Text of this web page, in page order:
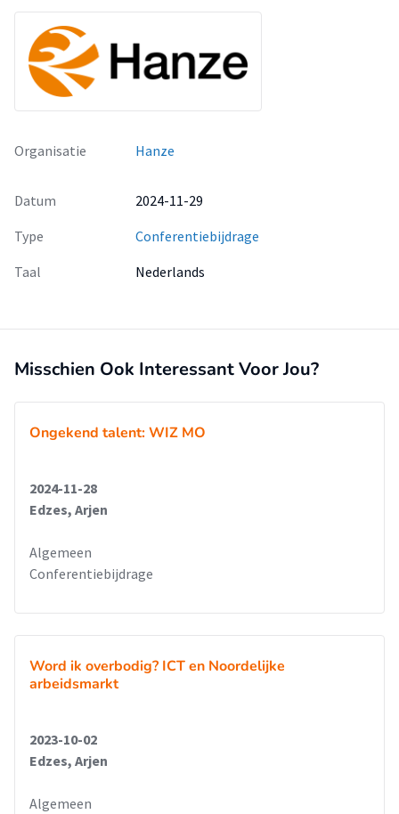
Organisatie Hanze
Datum
2024-11-29
Type
Conferentiebijdrage
Taal
Nederlands
Misschien Ook Interessant Voor Jou?
Ongekend talent: WIZ MO
2024-11-28
Edzes, Arjen
Algemeen
Conferentiebijdrage
Word ik overbodig? ICT en Noordelijke
arbeidsmarkt
2023-10-02
Edzes, Arjen
Algemeen